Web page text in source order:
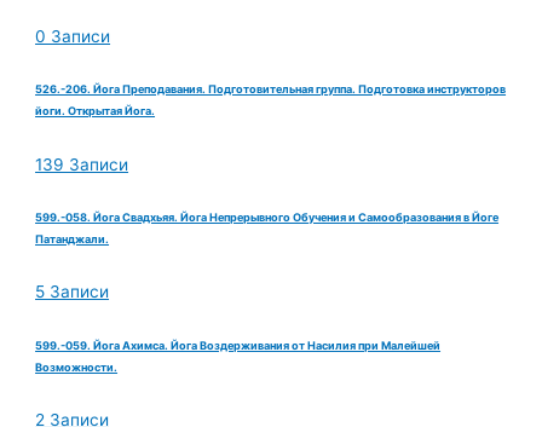
0 Записи
526.-206. Йога Преподавания. Подготовительная группа. Подготовка инструкторов
йоги. Открытая Йога.
139 Записи
599.-058. Йога Свадхьяя. Йога Непрерывного Обучения и Самообразования в Йоге
Патанджали.
5 Записи
599.-059. Йога Ахимса. Йога Воздерживания от Насилия при Малейшей
Возможности.
2 Записи